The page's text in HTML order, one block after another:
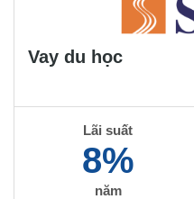
Vay du học
Lãi suất
8%
năm